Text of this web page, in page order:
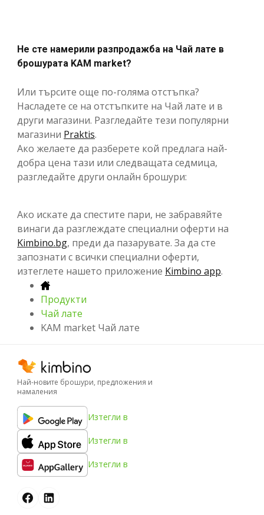
Не сте намерили разпродажба на Чай лате в
брошурата KAM market?
Или търсите още по-голяма отстъпка?
Насладете се на отстъпките на Чай лате и в
други магазини. Разгледайте тези популярни
магазини Praktis.
Ако желаете да разберете кой предлага най-
добра цена тази или следващата седмица,
разгледайте други онлайн брошури:
Ако искате да спестите пари, не забравяйте
винаги да разглеждате специални оферти на
Kimbino.bg, преди да пазарувате. За да сте
запознати с всички специални оферти,
изтеглете нашето приложение Kimbino app.
Продукти
Чай лате
KAM market Чай лате
Най-новите брошури, предложения и
намаления
Изтегли в
Изтегли в
Изтегли в